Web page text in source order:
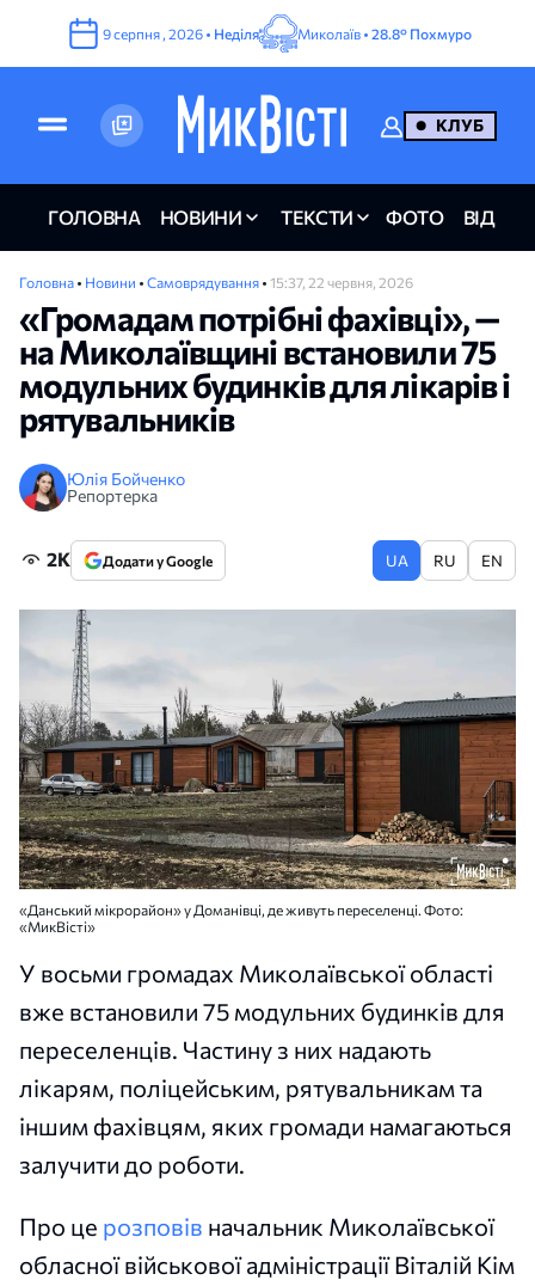
9серпня , 2026 • Неділя Миколаїв • 28.8° Похмуро
КЛУБ
ГОЛОВНА НОВИНИ ТЕКСТИ ФОТО ВІДЕО
Головна • Новини • Самоврядування • 15:37, 22 червня, 2026
«Громадам потрібні фахівці», —
на Миколаївщині встановили 75
модульних будинків для лікарів і
рятувальників
Юлія Бойченко
Репортерка
2K Додати у Google UA RU EN
«Данський мікрорайон» у Доманівці, де живуть переселенці. Фото:
«МикВісті»
У восьми громадах Миколаївської області
вже встановили 75 модульних будинків для
переселенців. Частину з них надають
лікарям, поліцейським, рятувальникам та
іншим фахівцям, яких громади намагаються
залучити до роботи.
Про це розповів начальник Миколаївської
обласної військової адміністрації Віталій Кім